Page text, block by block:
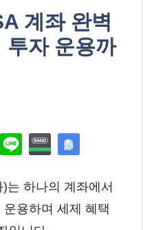
계좌 완벽
투자 운용까
는 하나의 계좌에서
용하며 세제 혜택